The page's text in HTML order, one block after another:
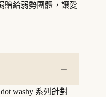
贈給弱勢團體，讓愛
washy 系列針對